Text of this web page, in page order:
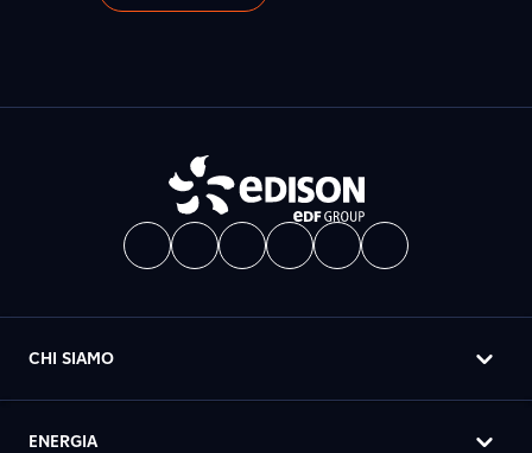
CHI SIAMO
ENERGIA